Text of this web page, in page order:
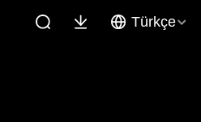
Türkçe